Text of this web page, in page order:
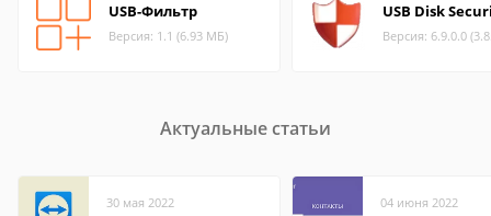
USB-Фильтр
Версия: 1.1 (6.93 МБ)
USB Disk
Версия: 6.9.0.0
Актуальные статьи
30 мая 2022 04 июня 2022